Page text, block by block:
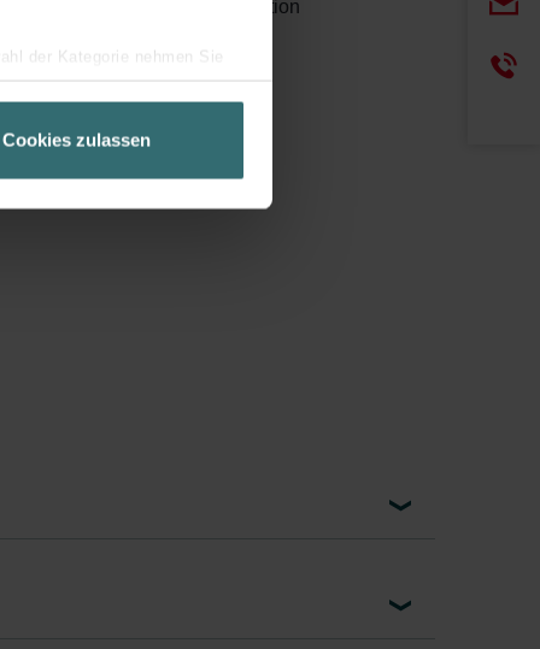
der Kategorie nehmen Sie
Informationen
über einen Link in der
Cookies zulassen
convenient, on-demand operation